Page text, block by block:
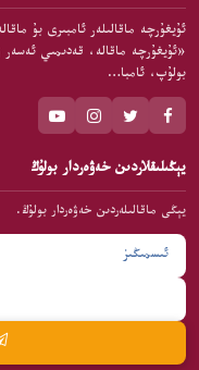
ئۇيغۇرچە ماقالىلەر ئامبىرى بۇ
«ئۇيغۇرچە ماقالە، قەدىمىي ئەسەر
بولۇپ، ئامبا…
يېڭىلىقلاردىن خەۋەردار بولۇڭ
يېڭى ماقالىلەردىن خەۋەردار بولۇڭ.